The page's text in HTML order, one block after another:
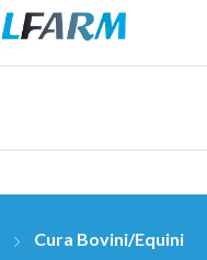
Cura Bovini/Equini